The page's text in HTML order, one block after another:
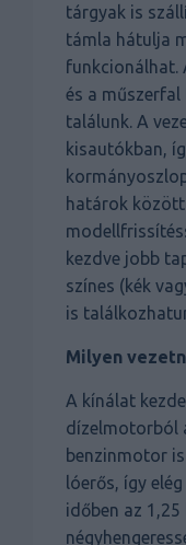
tárgyak is
támla hátulja
funkcionálhat.
és a
találunk. A
kisautókban,
határok
kezdve jobb
színes (kék
is
Milyen
A kínálat
dízelmotorból
benzinmotor
lóerős, így
időben az